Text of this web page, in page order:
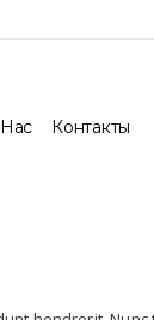
Контакты